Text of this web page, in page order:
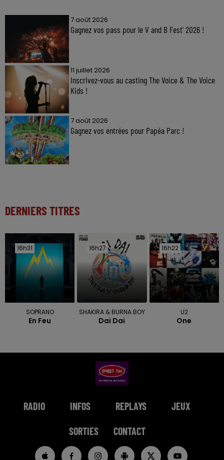
7 août 2026
Gagnez vos pass pour le V and B Fest' 2026 !
11 juillet 2026
Inscrivez-vous au casting The Voice & The Voice
Kids !
7 août 2026
Gagnez vos entrées pour Papéa Parc !
DERNIERS TITRES
16h31
16h31
SOPRANO
En Feu
16h27
16h27
SHAKIRA & BURNA BOY
Dai Dai
16h22
16h22
U2
One
RADIO INFOS REPLAYS JEUX
SORTIES CONTACT